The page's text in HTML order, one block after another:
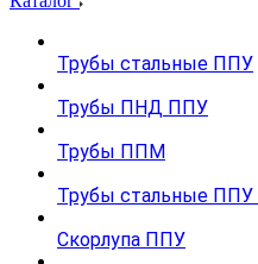
Трубы стальные ППУ
Трубы ПНД ППУ
Трубы ППМ
Трубы стальные
Скорлупа ППУ